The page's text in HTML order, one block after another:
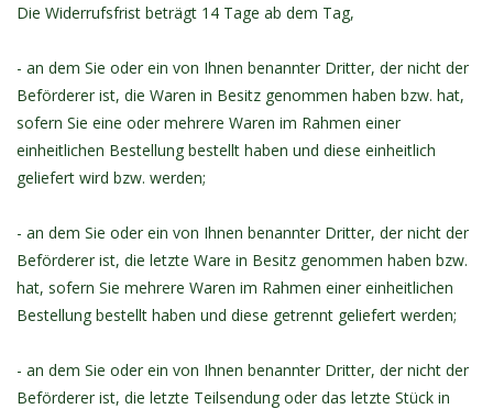
Die Widerrufsfrist beträgt 14 Tage ab dem Tag,
- an dem Sie oder ein von Ihnen benannter Dritter, der nicht der
Beförderer ist, die Waren in Besitz genommen haben bzw. hat,
sofern Sie eine oder mehrere Waren im Rahmen einer
einheitlichen Bestellung bestellt haben und diese einheitlich
geliefert wird bzw. werden;
- an dem Sie oder ein von Ihnen benannter Dritter, der nicht der
Beförderer ist, die letzte Ware in Besitz genommen haben bzw.
hat, sofern Sie mehrere Waren im Rahmen einer einheitlichen
Bestellung bestellt haben und diese getrennt geliefert werden;
- an dem Sie oder ein von Ihnen benannter Dritter, der nicht der
Beförderer ist, die letzte Teilsendung oder das letzte Stück in